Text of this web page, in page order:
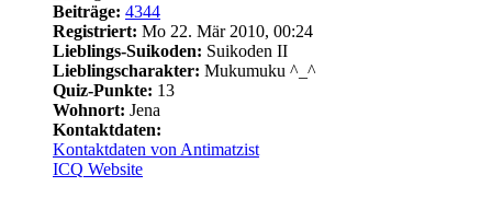
Beiträge: 4344
Registriert: Mo 22. Mär 2010, 00:24
Lieblings-Suikoden: Suikoden II
Lieblingscharakter: Mukumuku ^_^
Quiz-Punkte: 13
Wohnort: Jena
Kontaktdaten:
Kontaktdaten von Antimatzist
ICQ Website